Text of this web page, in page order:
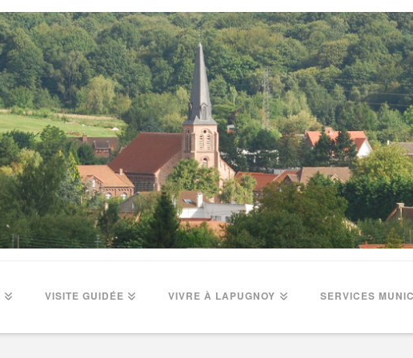
VISITE GUIDÉE VIVRE À LAPUGNOY SERVICES